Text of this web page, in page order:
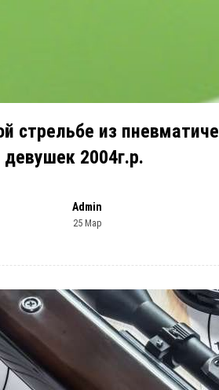
стрельбе из
девушек 2004г.р.
Admin
25 Мар